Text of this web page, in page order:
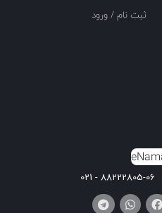
ثبت نام / ورود
88222805-06 - 021